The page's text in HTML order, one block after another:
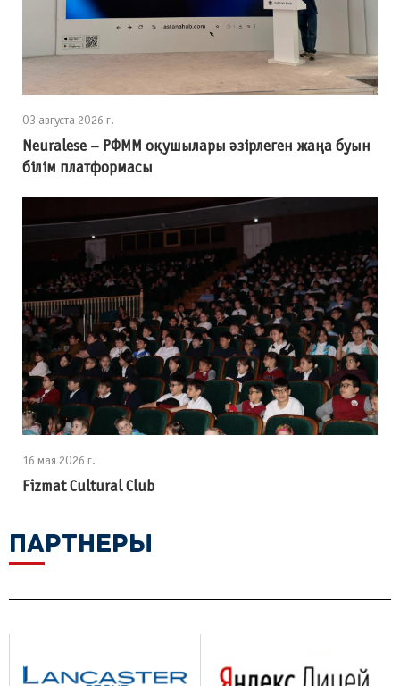
03 августа 2026 г.
Neuralese – РФММ оқушылары әзірлеген жаңа буын
білім платформасы
16 мая 2026 г.
Fizmat Cultural Club
ПАРТНЕРЫ